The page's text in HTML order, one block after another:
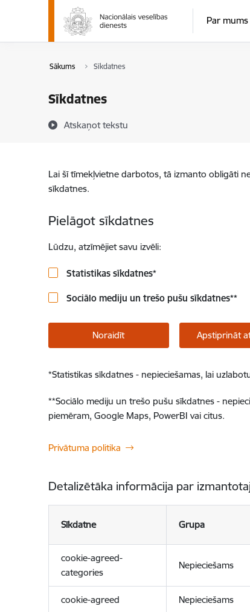
Pāriet uz lapas saturu
Par mums
Sākums Sīkdatnes
Sīkdatnes
Atskaņot tekstu
Lai šī tīmekļvietne darbotos, tā izmanto obligāti
sīkdatnes.
Pielāgot sīkdatnes
Lūdzu, atzīmējiet savu izvēli:
Statistikas sīkdatnes*
Sociālo mediju un trešo pušu sīkdatnes**
Noraidīt Apstiprināt
*Statistikas sīkdatnes - nepieciešamas, lai
**Sociālo mediju un trešo pušu sīkdatnes -
piemēram, Google Maps, PowerBI vai citus.
Privātuma politika
Detalizētāka informācija par
Sīkdatne Grupa
cookie-agreed-
categories
Nepieciešams
cookie-agreed Nepieciešams